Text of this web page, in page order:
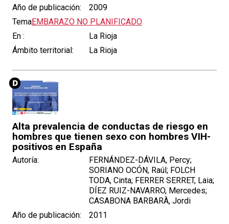
Año de publicación:
2009
Tema:EMBARAZO NO PLANIFICADO
En :
La Rioja
Ámbito territorial:
La Rioja
Alta prevalencia de conductas de riesgo en
hombres que tienen sexo con hombres VIH-
positivos en España
Autoría:
FERNÁNDEZ-DÁVILA, Percy;
SORIANO OCÓN, Raúl; FOLCH
TODA, Cinta; FERRER SERRET, Laia;
DÍEZ RUIZ-NAVARRO, Mercedes;
CASABONA BARBARÀ, Jordi
Año de publicación:
2011